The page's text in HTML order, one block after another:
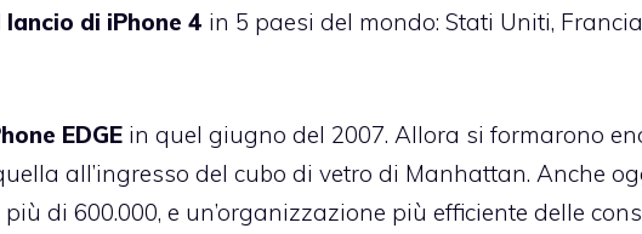
di iPhone 4 in 5 paesi del mondo: Stati Uniti,
EDGE in quel giugno del 2007. Allora si formarono
all’ingresso del cubo di vetro di Manhattan. Anche
di 600.000, e un’organizzazione più efficiente delle